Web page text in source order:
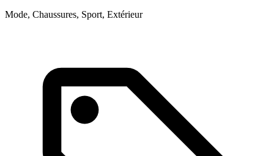
Mode, Chaussures, Sport, Extérieur